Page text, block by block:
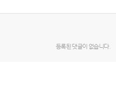
등록된 댓글이 없습니다.